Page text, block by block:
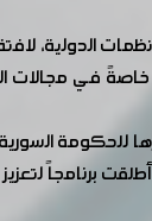
الدولية،
مجالات
للحكومة
برنامجاً